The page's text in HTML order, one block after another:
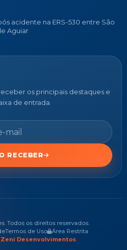
acidente na ERS-530 entre São
Aguiar
os principais destaques e
de entrada.
RECEBER
Todos os direitos reservados.
Termos de Uso
Área Restrita
Zeni Desenvolvimentos